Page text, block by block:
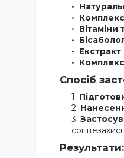
Вітаміни
Спосіб
Результати: